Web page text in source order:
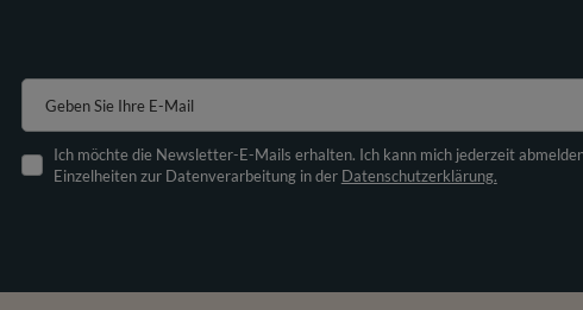
Geben Sie Ihre E-Mail
Ich möchte die Newsletter-E-Mails erhalten. Ich kann mich jederzeit
Einzelheiten zur Datenverarbeitung in der Datenschutzerklärung.